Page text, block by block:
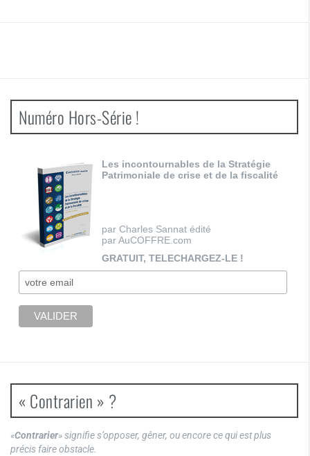
Numéro Hors-Série !
Les incontournables de la Stratégie
Patrimoniale de crise et de la fiscalité
par Charles Sannat édité
par AuCOFFRE.com
GRATUIT, TELECHARGEZ-LE !
« Contrarien » ?
«Contrarier» signifie s’opposer, gêner, ou encore ce qui est plus
précis faire obstacle.